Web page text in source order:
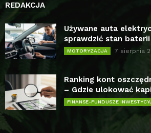
REDAKCJA
Używane auta
sprawdzić stan
MOTORYZACJA 7 sierpnia
Ranking kont
– Gdzie ulokować
FINANSE-FUNDUSZE